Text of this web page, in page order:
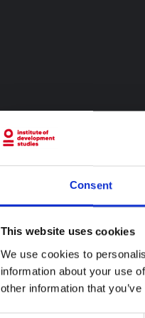
Consent
This website uses cookies
We use cookies to
information about your use
other information that